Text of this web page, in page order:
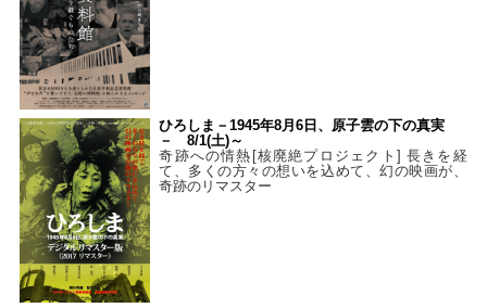
ひろしま－1945年8月6日、原子雲の下の真実
－ 8/1(土)～
奇跡への情熱[核廃絶プロジェクト] 長きを経
て、多くの方々の想いを込めて、幻の映画が、
奇跡のリマスター